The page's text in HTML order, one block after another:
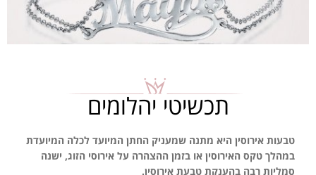
תכשיטי יהלומים
טבעות אירוסין היא מתנה שמעניק החתן המיועד לכלה המיועדת
במהלך טקס האירוסין או בזמן ההצהרה על אירוסי הזוג, ישנה
סמליות רבה בהענקת טבעת אירוסין.